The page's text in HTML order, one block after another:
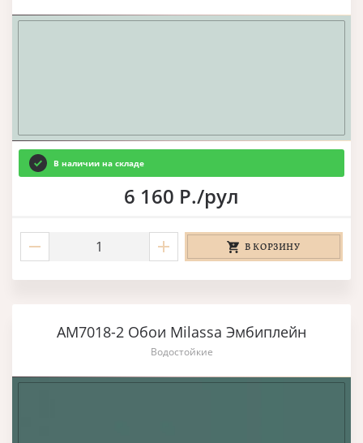
В наличии на складе
6 160 Р./рул
В КОРЗИНУ
AM7018-2 Обои Milassa Эмбиплейн
Водостойкие